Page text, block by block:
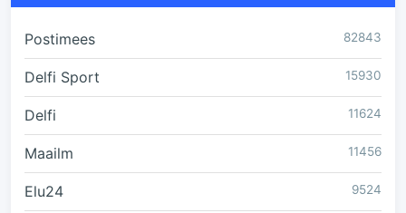
Postimees 82843
Delfi Sport 15930
Delfi 11624
Maailm 11456
Elu24 9524